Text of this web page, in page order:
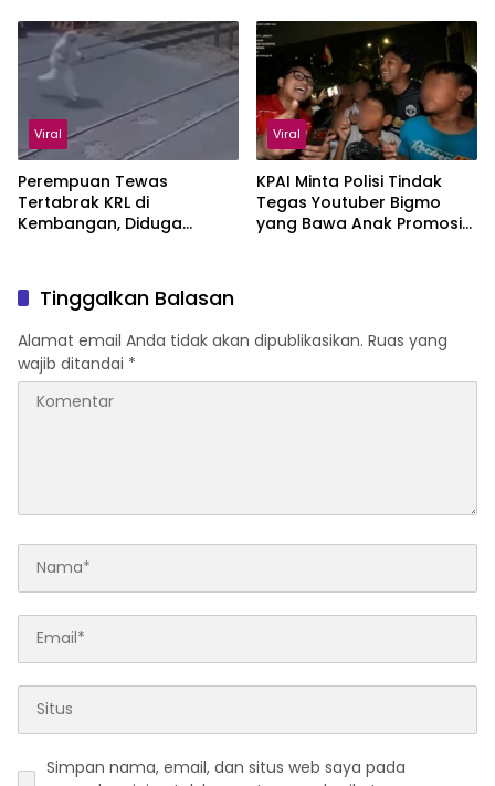
Viral
Perempuan Tewas
Tertabrak KRL di
Kembangan, Diduga
Viral
KPAI Minta Polisi Tindak
Tegas Youtuber Bigmo
yang Bawa Anak Promosi
Tinggalkan Balasan
Alamat email Anda tidak akan dipublikasikan. Ruas yang
wajib ditandai *
Simpan nama, email, dan situs web saya pada